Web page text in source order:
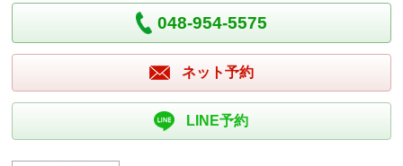
048-954-5575
ネット予約
LINE予約